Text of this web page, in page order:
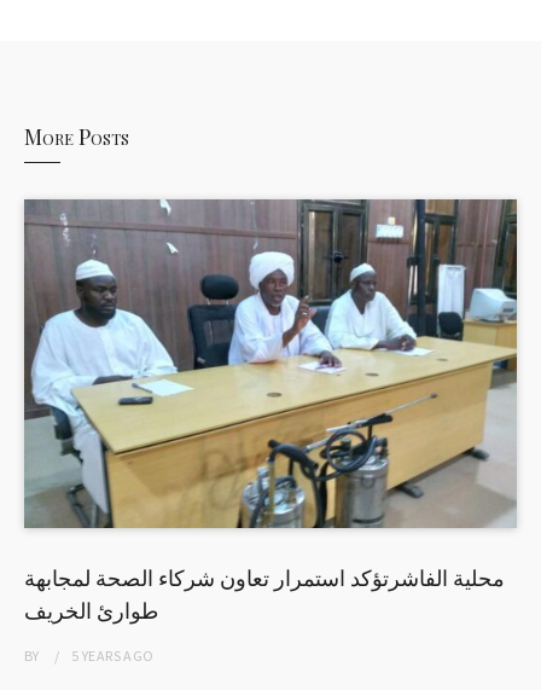
More Posts
محلية الفاشرتؤكد استمرار تعاون شركاء الصحة لمجابهة
طوارئ الخريف
BY 5 YEARSAGO